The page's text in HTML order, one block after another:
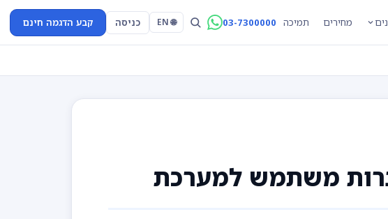
מחירים תמיכה 03-7300000
🌐 EN כניסה קבע הדגמה חינם
משתמש למערכת